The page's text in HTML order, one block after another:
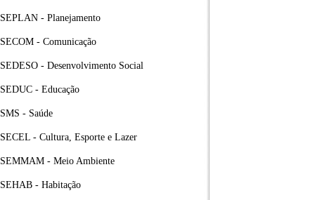
SEPLAN - Planejamento
SECOM - Comunicação
SEDESO - Desenvolvimento Social
SEDUC - Educação
SMS - Saúde
SECEL - Cultura, Esporte e Lazer
SEMMAM - Meio Ambiente
SEHAB - Habitação